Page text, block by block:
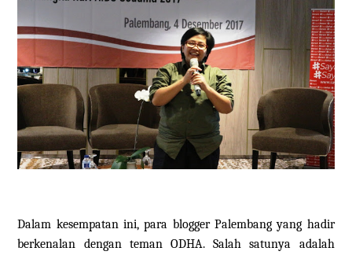
Dalam kesempatan ini, para blogger Palembang yang hadir
berkenalan dengan teman ODHA. Salah satunya adalah